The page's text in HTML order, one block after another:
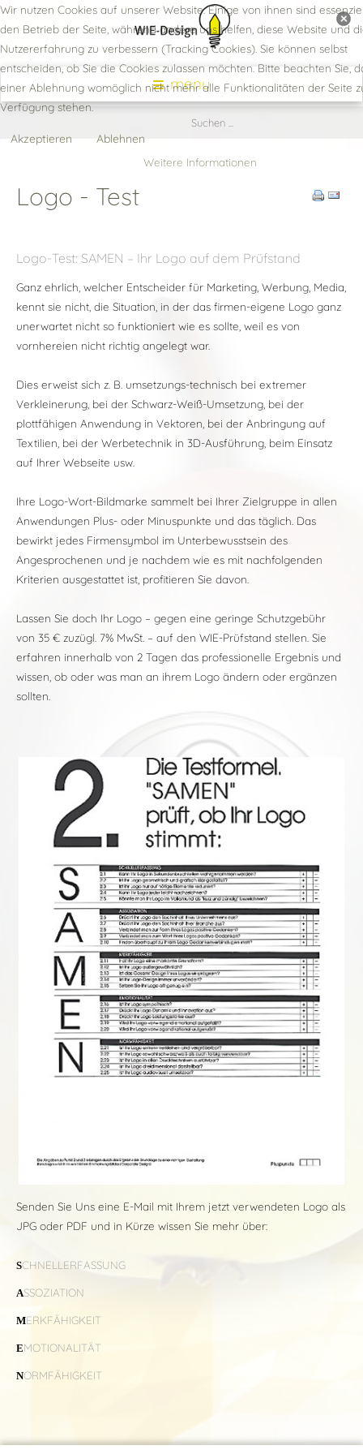
menu
Logo - Test
Logo-Test: SAMEN – Ihr Logo auf dem Prüfstand
Ganz ehrlich, welcher Entscheider für Marketing, Werbung, Media,
kennt sie nicht, die Situation, in der das firmen-eigene Logo ganz
unerwartet nicht so funktioniert wie es sollte, weil es von
vornhereien nicht richtig angelegt war.
Dies erweist sich z. B. umsetzungs-technisch bei extremer
Verkleinerung, bei der Schwarz-Weiß-Umsetzung, bei der
plottfähigen Anwendung in Vektoren, bei der Anbringung auf
Textilien, bei der Werbetechnik in 3D-Ausführung, beim Einsatz
auf Ihrer Webseite usw.
Ihre Logo-Wort-Bildmarke sammelt bei Ihrer Zielgruppe in allen
Anwendungen Plus- oder Minuspunkte und das täglich. Das
bewirkt jedes Firmensymbol im Unterbewusstsein des
Angesprochenen und je nachdem wie es mit nachfolgenden
Kriterien ausgestattet ist, profitieren Sie davon.
Lassen Sie doch Ihr Logo – gegen eine geringe Schutzgebühr
von 35 € zuzügl. 7% MwSt. – auf den WIE-Prüfstand stellen. Sie
erfahren innerhalb von 2 Tagen das professionelle Ergebnis und
wissen, ob oder was man an ihrem Logo ändern oder ergänzen
sollten.
Senden Sie Uns eine E-Mail mit Ihrem jetzt verwendeten Logo als
JPG oder PDF und in Kürze wissen Sie mehr über:
SCHNELLERFASSUNG
ASSOZIATION
MERKFÄHIGKEIT
EMOTIONALITÄT
NORMFÄHIGKEIT
Wir nutzen Cookies auf unserer Website. Einige von ihnen sind
den Betrieb der Seite, während andere uns helfen, diese Website und
Nutzererfahrung zu verbessern (Tracking Cookies). Sie können selbst
entscheiden, ob Sie die Cookies zulassen möchten. Bitte beachten Sie,
einer Ablehnung womöglich nicht mehr alle Funktionalitäten der Seite
Verfügung stehen.
Akzeptieren Ablehnen
Weitere Informationen